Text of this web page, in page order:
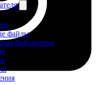
файлы
библиотека